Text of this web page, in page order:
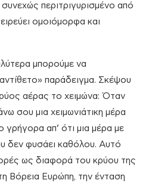
συνεχώς περιτριγυρισμένο από
ομοιόμορφα και
μπορούμε να
παράδειγμα. Σκέψου
αέρας το χειμώνα: Όταν
σου μια χειμωνιάτικη μέρα
γρήγορα απ’ ότι μια μέρα με
δεν φυσάει καθόλου. Αυτό
ως διαφορά του κρύου της
Βόρεια Ευρώπη, την ένταση